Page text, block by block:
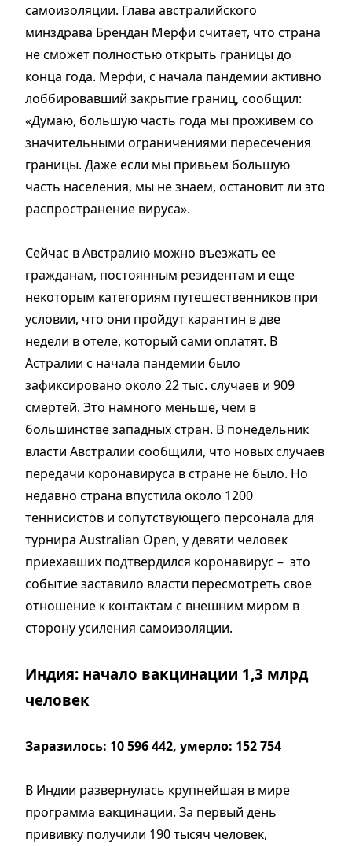
самоизоляции. Глава австралийского
минздрава Брендан Мерфи считает, что страна
не сможет полностью открыть границы до
конца года. Мерфи, с начала пандемии активно
лоббировавший закрытие границ, сообщил:
«Думаю, большую часть года мы проживем со
значительными ограничениями пересечения
границы. Даже если мы привьем большую
часть населения, мы не знаем, остановит ли это
распространение вируса».
Сейчас в Австралию можно въезжать ее
гражданам, постоянным резидентам и еще
некоторым категориям путешественников при
условии, что они пройдут карантин в две
недели в отеле, который сами оплатят. В
Астралии с начала пандемии было
зафиксировано около 22 тыс. случаев и 909
смертей. Это намного меньше, чем в
большинстве западных стран. В понедельник
власти Австралии сообщили, что новых случаев
передачи коронавируса в стране не было. Но
недавно страна впустила около 1200
теннисистов и сопутствующего персонала для
турнира Australian Open, у девяти человек
приехавших подтвердился коронавирус – это
событие заставило власти пересмотреть свое
отношение к контактам с внешним миром в
сторону усиления самоизоляции.
Индия: начало вакцинации 1,3 млрд
человек
Заразилось: 10 596 442, умерло: 152 754
В Индии развернулась крупнейшая в мире
программа вакцинации. За первый день
прививку получили 190 тысяч человек,